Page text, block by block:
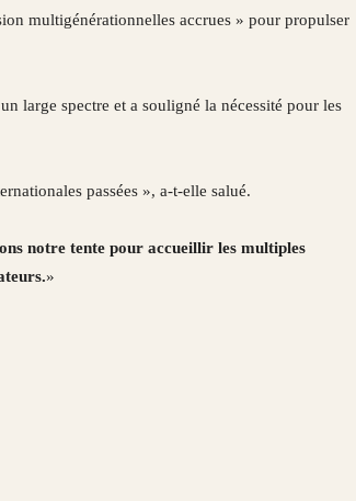
multigénérationnelles accrues » pour propulser
large spectre et a souligné la nécessité pour les
passées », a-t-elle salué.
notre tente pour accueillir les multiples
»